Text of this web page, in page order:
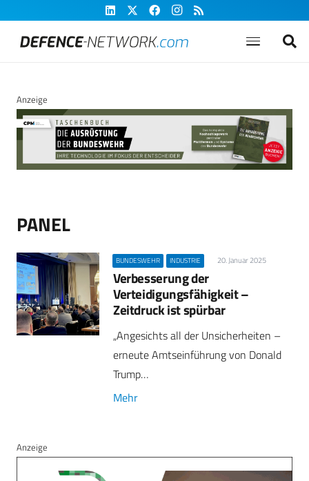
Anzeige
PANEL
BUNDESWEHR INDUSTRIE 20. Januar 2025
Verbesserung der
Verteidigungsfähigkeit –
Zeitdruck ist spürbar
„Angesichts all der Unsicherheiten –
erneute Amtseinführung von Donald
Trump…
Mehr
Anzeige